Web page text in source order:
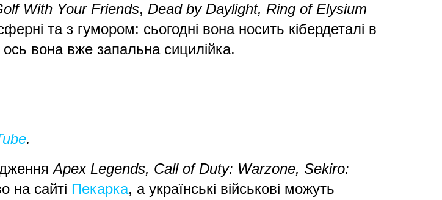
With Your Friends, Dead by Daylight, Ring of Elysium
та з гумором: сьогодні вона носить кібердеталі в
вона вже запальна сицилійка.
.
Apex Legends, Call of Duty: Warzone, Sekiro:
на сайті Пекарка, а українські військові можуть